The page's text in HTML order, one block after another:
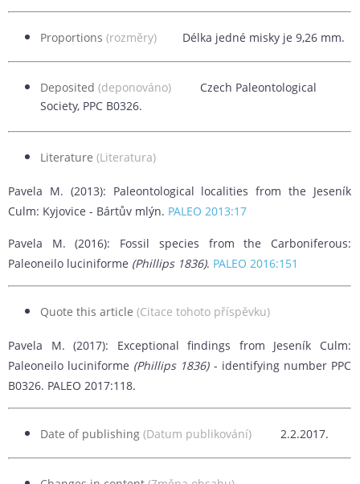
Proportions (rozměry) Délka jedné misky je 9,26 mm.
Deposited (deponováno) Czech Paleontological
Society, PPC B0326.
Literature (Literatura)
Pavela M. (2013): Paleontological localities from the Jeseník
Culm: Kyjovice - Bártův mlýn. PALEO 2013:17
Pavela M. (2016): Fossil species from the Carboniferous:
Paleoneilo luciniforme (Phillips 1836). PALEO 2016:151
Quote this article (Citace tohoto příspěvku)
Pavela M. (2017): Exceptional findings from Jeseník Culm:
Paleoneilo luciniforme (Phillips 1836)- identifying number PPC
B0326. PALEO 2017:118.
Date of publishing (Datum publikování) 2.2.2017.